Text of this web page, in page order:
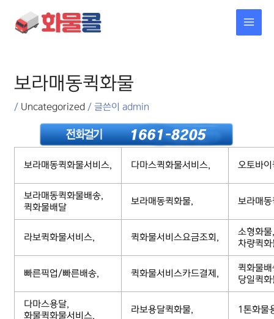
건너뛰기
보라매동퀵화물
/ Uncategorized / 글쓴이admin
보라매동퀵화물서비스, 다마스퀵화물서비스, 오토바
보라매동퀵화물배송,
퀵화물배달
보라매동퀵화물, 보라매
라보퀵화물서비스, 퀵화물서비스요금조회,
소형화
차량퀵
빠른픽업/빠른배송, 퀵화물서비스카드결제,
퀵화물
당일퀵
다마스용달,
화물퀵화물서비스,
라보용달퀵화물, 1톤화물